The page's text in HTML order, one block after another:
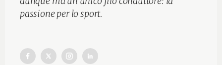
passione per lo sport.